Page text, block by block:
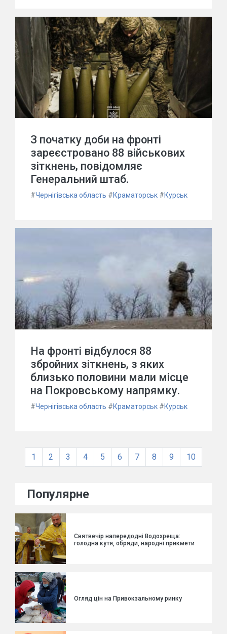
З початку доби на фронті
зареєстровано 88 військових
зіткнень, повідомляє
Генеральний штаб.
#Чернігівська область #Краматорськ #Курськ
На фронті відбулося 88
збройних зіткнень, з яких
близько половини мали місце
на Покровському напрямку.
#Чернігівська область #Краматорськ #Курськ
1 2 3 4 5 6 7 8 9 10
Популярне
Святвечір напередодні Водохреща:
голодна кутя, обряди, народні прикмети
Огляд цін на Привокзальному ринку